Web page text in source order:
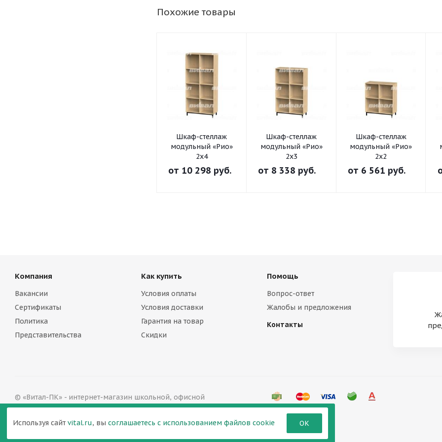
Похожие товары
Шкаф-стеллаж
модульный «Рио»
2х4
от 10 298 руб.
Шкаф-стеллаж
модульный «Рио»
2х3
от 8 338 руб.
Шкаф-стеллаж
модульный «Рио»
2х2
от 6 561 руб.
Компания
Вакансии
Сертификаты
Политика
Представительства
Как купить
Условия оплаты
Условия доставки
Гарантия на товар
Скидки
Помощь
Вопрос-ответ
Жалобы и предложения
Контакты
© «Витал-ПК» - интернет-магазин школьной, офисной
мебели в Нижнем Новгороде, 2002—2026
Версия для печати
Используя сайт vital.ru, вы соглашаетесь с использованием файлов cookie ОК